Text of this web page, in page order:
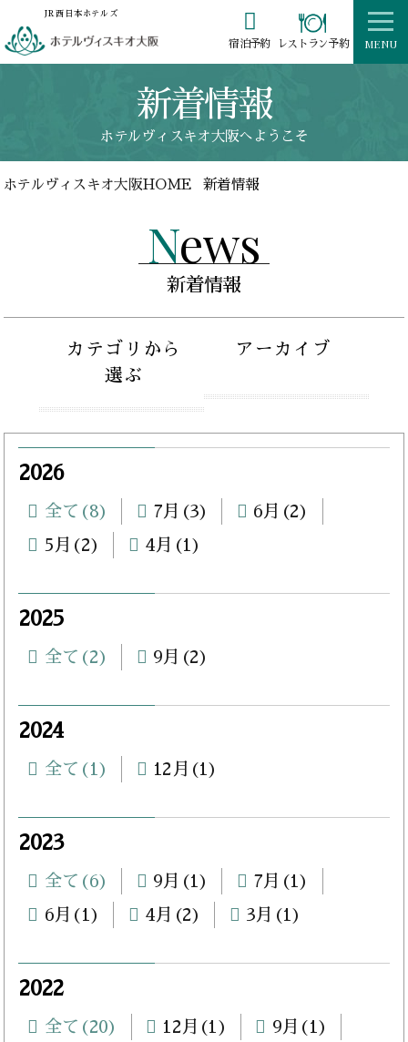
JR西日本ホテルズ 
宿泊予約 レストラン予約 MENU
新着情報
ホテルヴィスキオ大阪へようこそ
ホテルヴィスキオ大阪HOME 新着情報
News
新着情報
カテゴリから
選ぶ
アーカイブ
2026
全て(8) 7月(3)
6月(2)
5月(2)
4月(1)
2025
全て(2) 9月(2)
2024
全て(1) 12月(1)
2023
全て(6) 9月(1)
7月(1)
6月(1)
4月(2) 3月(1)
2022
全て(20) 12月(1)
9月(1)